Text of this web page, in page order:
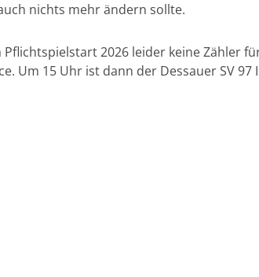
nichts mehr ändern sollte.
Pflichtspielstart 2026 leider keine Zähler
Um 15 Uhr ist dann der Dessauer SV